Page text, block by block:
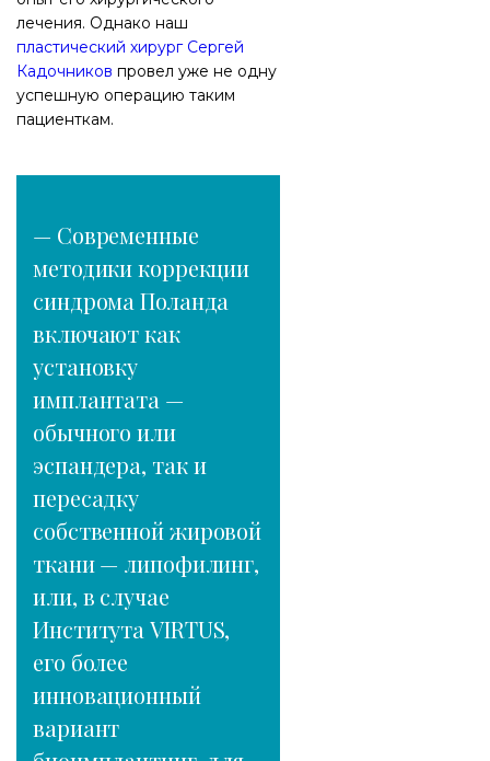
лечения. Однако наш
пластический хирург Сергей
Кадочников провел уже не одну
успешную операцию таким
пациенткам.
— Современные
методики коррекции
синдрома Поланда
включают как
установку
имплантата —
обычного или
эспандера, так и
пересадку
собственной жировой
ткани — липофилинг,
или, в случае
Института VIRTUS,
его более
инновационный
вариант